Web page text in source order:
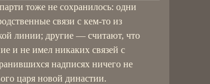
тоже не сохранилось: одни
связи с кем-то из
линии; другие — считают, что
и не имел никаких связей с
надписях ничего не
царя новой династии.